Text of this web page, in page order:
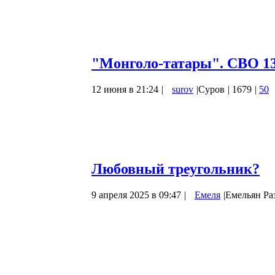
"Монголо-татары". СВО
12 июня в 21:24 | surov |Суров | 1679 | 50
Любовный треугольник?
9 апреля 2025 в 09:47 | Емеля |Емельян